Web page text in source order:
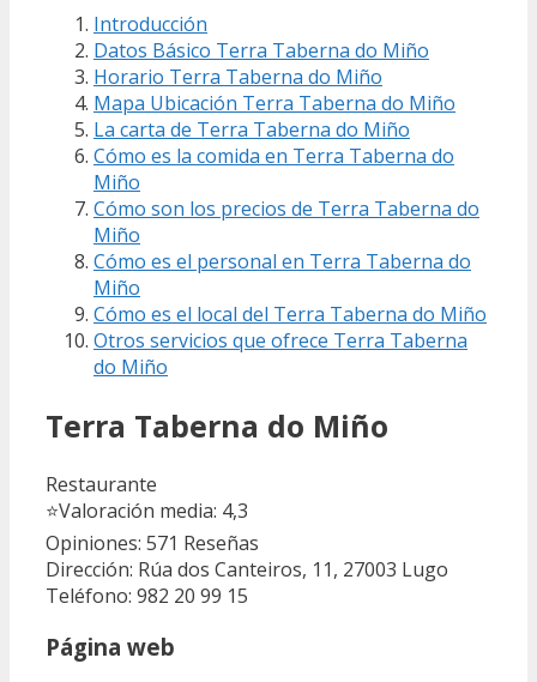
Introducción
Datos Básico Terra Taberna do Miño
Horario Terra Taberna do Miño
Mapa Ubicación Terra Taberna do Miño
La carta de Terra Taberna do Miño
Cómo es la comida en Terra Taberna do
Miño
Cómo son los precios de Terra Taberna do
Miño
Cómo es el personal en Terra Taberna do
Miño
Cómo es el local del Terra Taberna do Miño
Otros servicios que ofrece Terra Taberna
do Miño
Terra Taberna do Miño
Restaurante
⭐Valoración media: 4,3
Opiniones: 571 Reseñas
Dirección: Rúa dos Canteiros, 11, 27003 Lugo
Teléfono: 982 20 99 15
Página web